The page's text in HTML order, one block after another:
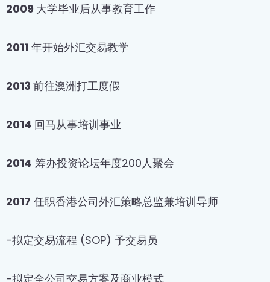
2009 大学毕业后从事教育工作
2011 年开始外汇交易教学
2013 前往澳洲打工度假
2014 回马从事培训事业
2014 筹办投资论坛年度200人聚会
2017 任职香港公司外汇策略总监兼培训导师
-拟定交易流程 (SOP) 予交易员
-拟定全公司交易方案及商业模式